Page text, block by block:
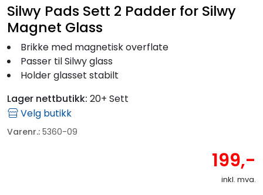
Silwy Pads Sett 2 Padder for Silwy
Magnet Glass
Brikke med magnetisk overflate
Passer til Silwy glass
Holder glasset stabilt
Lager nettbutikk: 20+ Sett
Velg butikk
Varenr.: 5360-09
199,-
inkl. mva.